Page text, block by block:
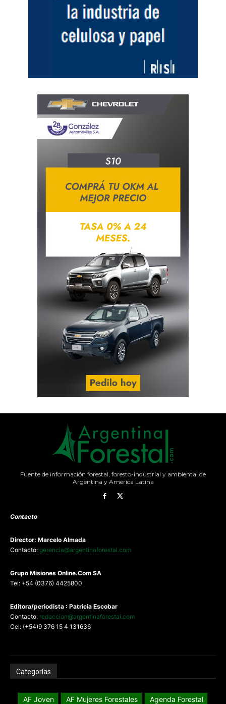
Fuente de información forestal, foresto-industrial y ambiental de
Argentina y América Latina
Contacto
Director: Marcelo Almada
Contacto: gerencia@argentinaforestal.com
Grupo Misiones Online.Com SA
Tel: +54 (0376) 4425800
Editora/periodista : Patricia Escobar
Contacto: redaccion@argentinaforestal.com
Cel: (+54)9 376 15 4 131636
Categorías
AF Joven AF Mujeres Forestales
Agenda Forestal